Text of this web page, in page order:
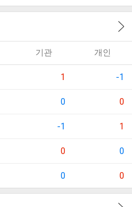
기관 개인
1 -1
0 0
-1 1
0 0
0 0